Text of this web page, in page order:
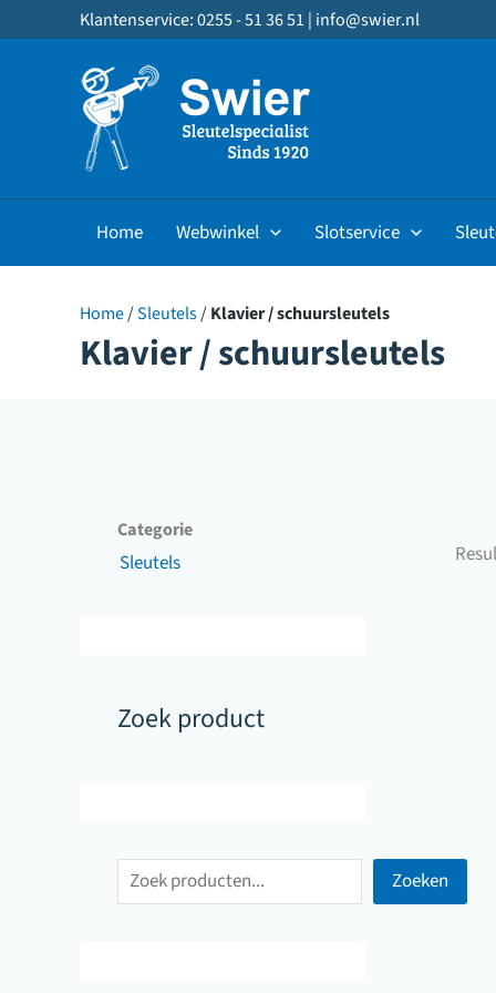
naar
Klantenservice: 0255 - 51 36 51 | info@swier.nl
Home Webwinkel Slotservice
Home/Sleutels/Klavier / schuursleutels
Klavier / schuursleutels
Categorie
Sleutels
Zoek product
Zoeken